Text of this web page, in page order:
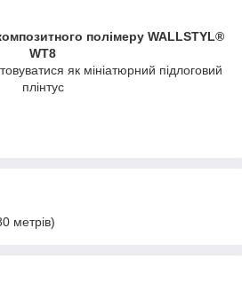
полімеру WALLSTYL®
WT8
як мініатюрний підлоговий
плінтус
метрів)